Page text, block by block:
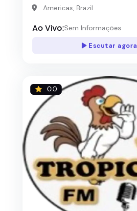
Americas, Brazil
Ao Vivo:Sem Informações
Escutar agora
0.0